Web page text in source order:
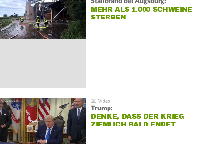
Stallbrand bei Augsburg:
MEHR ALS 1.000 SCHWEINE
STERBEN
Trump:
DENKE, DASS DER KRIEG
ZIEMLICH BALD ENDET